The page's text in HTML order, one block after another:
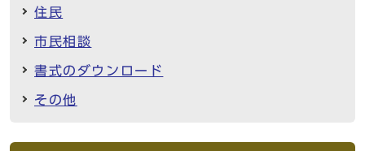
住民
市民相談
書式のダウンロード
その他